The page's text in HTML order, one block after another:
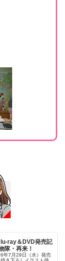
ray＆DVD発売記
隊・再来！
年7月29日（水）発売